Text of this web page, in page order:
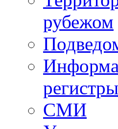
рубежом
регистры
СМИ